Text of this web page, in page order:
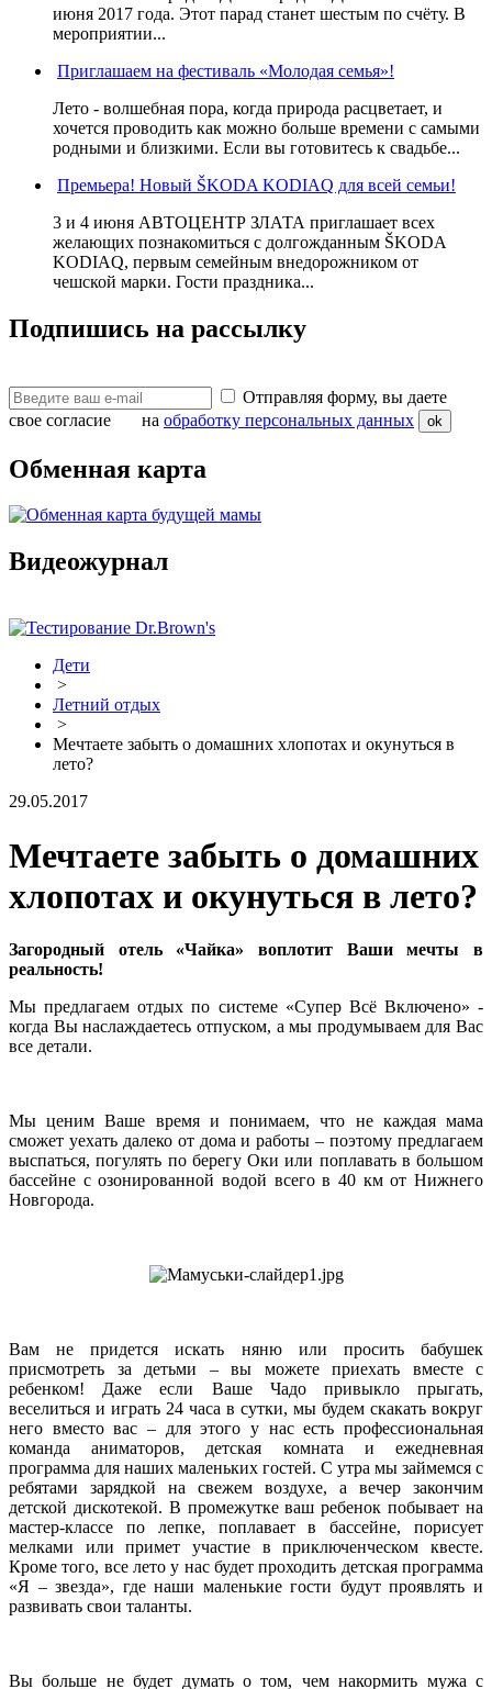
июня 2017 года. Этот парад станет шестым по счёту. В
мероприятии...
Приглашаем на фестиваль «Молодая семья»!
Лето - волшебная пора, когда природа расцветает, и
хочется проводить как можно больше времени с самыми
родными и близкими. Если вы готовитесь к свадьбе...
Премьера! Новый ŠKODA KODIAQ для всей семьи!
3 и 4 июня АВТОЦЕНТР ЗЛАТА приглашает всех
желающих познакомиться с долгожданным ŠKODA
KODIAQ, первым семейным внедорожником от
чешской марки. Гости праздника...
Подпишись на рассылку
Отправляя форму, вы даете
свое согласие на обработку персональных данных ok
Обменная карта
Видеожурнал
Дети
>
Летний отдых
>
Мечтаете забыть о домашних хлопотах и окунуться в
лето?
29.05.2017
Мечтаете забыть о домашних
хлопотах и окунуться в лето?
Загородный отель «Чайка» воплотит Ваши мечты в
реальность!
Мы предлагаем отдых по системе «Супер Всё Включено» -
когда Вы наслаждаетесь отпуском, а мы продумываем для Вас
все детали.
Мы ценим Ваше время и понимаем, что не каждая мама
сможет уехать далеко от дома и работы – поэтому предлагаем
выспаться, погулять по берегу Оки или поплавать в большом
бассейне с озонированной водой всего в 40 км от Нижнего
Новгорода.
Вам не придется искать няню или просить бабушек
присмотреть за детьми – вы можете приехать вместе с
ребенком! Даже если Ваше Чадо привыкло прыгать,
веселиться и играть 24 часа в сутки, мы будем скакать вокруг
него вместо вас – для этого у нас есть профессиональная
команда аниматоров, детская комната и ежедневная
программа для наших маленьких гостей. С утра мы займемся с
ребятами зарядкой на свежем воздухе, а вечер закончим
детской дискотекой. В промежутке ваш ребенок побывает на
мастер-классе по лепке, поплавает в бассейне, порисует
мелками или примет участие в приключенческом квесте.
Кроме того, все лето у нас будет проходить детская программа
«Я – звезда», где наши маленькие гости будут проявлять и
развивать свои таланты.
Вы больше не будет думать о том, чем накормить мужа с